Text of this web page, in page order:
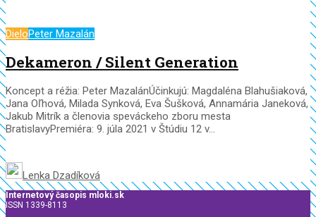
DieloPeter Mazalán
Dekameron / Silent Generation
Koncept a réžia: Peter MazalánÚčinkujú: Magdaléna Blahušiaková,
Jana Oľhová, Milada Synková, Eva Šušková, Annamária Janeková,
Jakub Mitrík a členovia speváckeho zboru mesta
BratislavyPremiéra: 9. júla 2021 v Štúdiu 12 v...
Lenka Dzadíková
Internetový časopis mloki.sk
ISSN 1339-8113